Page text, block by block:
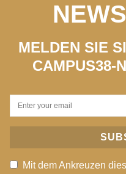
MELDEN SIE
CAMPUS38-
Mit dem Ankreuzen